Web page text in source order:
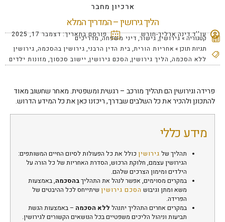
ארכיון מחבר
הליך גירושין – המדריך המלא
עו''ד דינה ארליך-חורש פורסם בתאריך:דצמבר 17, 2025 קטגוריה » גירושין,גישור,דיני משפחה,מדריכים
תגיות תוכן » אחריות הורית,בית הדין הרבני,גירושין בהסכמה,גירושין
ללא הסכמה,הליך גירושין,הסכם גירושין,יישוב סכסוך,מזונות ילדים
פרידה וגירושין הם תהליך מורכב – רגשית ומשפטית. מאחר שחשוב מאוד
להתכונן ולהכיר את כל השלבים שבדרך, ריכזנו כאן את כל המידע הדרוש.
מידע כללי
תהליך שלגירושיןכולל את כל הפעולות לסיום החיים המשותפים:
הגירושין עצמם, חלוקת הרכוש, הסדרת האחריות של כל הורה על
הילדים ומימון הצרכים שלהם.
במקרים מסוימים, אפשר לנהל את התהליךבהסכמה, באמצעות
משא ומתן וגיבושהסכם גירושיןשיתייחס לכל ההיבטים של
הפרידה.
במקרים אחרים התהליך יתנהלללא הסכמה– באמצעות הגשת
תביעות וניהול הליכים משפטיים בכל הנושאים הקשורים לגירושין.